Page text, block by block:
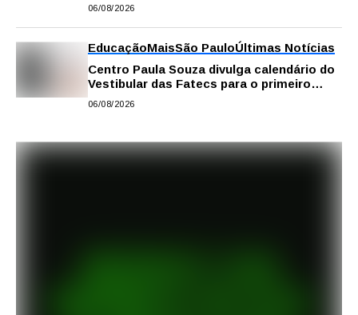
06/08/2026
EducaçãoMaisSão PauloÚltimas Notícias
Centro Paula Souza divulga calendário do
Vestibular das Fatecs para o primeiro
semestre de 2027
06/08/2026